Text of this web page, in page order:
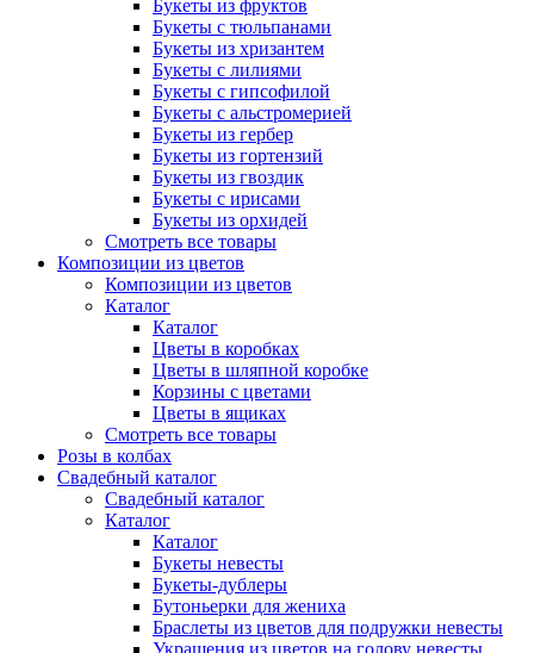
Букеты из фруктов
Букеты с тюльпанами
Букеты из хризантем
Букеты с лилиями
Букеты с гипсофилой
Букеты с альстромерией
Букеты из гербер
Букеты из гортензий
Букеты из гвоздик
Букеты с ирисами
Букеты из орхидей
Смотреть все товары
Композиции из цветов
Композиции из цветов
Каталог
Каталог
Цветы в коробках
Цветы в шляпной коробке
Корзины с цветами
Цветы в ящиках
Смотреть все товары
Розы в колбах
Свадебный каталог
Свадебный каталог
Каталог
Каталог
Букеты невесты
Букеты-дублеры
Бутоньерки для жениха
Браслеты из цветов для подружки невесты